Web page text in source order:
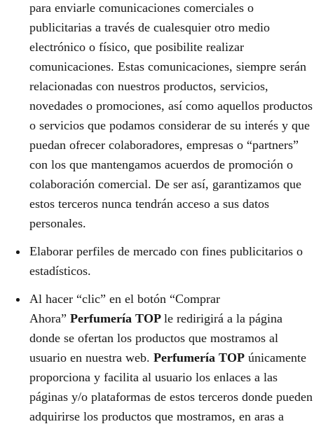
para enviarle comunicaciones comerciales o
publicitarias a través de cualesquier otro medio
electrónico o físico, que posibilite realizar
comunicaciones. Estas comunicaciones, siempre serán
relacionadas con nuestros productos, servicios,
novedades o promociones, así como aquellos productos
o servicios que podamos considerar de su interés y que
puedan ofrecer colaboradores, empresas o “partners”
con los que mantengamos acuerdos de promoción o
colaboración comercial. De ser así, garantizamos que
estos terceros nunca tendrán acceso a sus datos
personales.
Elaborar perfiles de mercado con fines publicitarios o
estadísticos.
Al hacer “clic” en el botón “Comprar
Ahora” Perfumería TOP le redirigirá a la página
donde se ofertan los productos que mostramos al
usuario en nuestra web. Perfumería TOP únicamente
proporciona y facilita al usuario los enlaces a las
páginas y/o plataformas de estos terceros donde pueden
adquirirse los productos que mostramos, en aras a